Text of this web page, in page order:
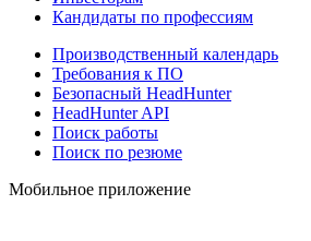
Кандидаты по профессиям
Производственный календарь
Требования к ПО
Безопасный HeadHunter
HeadHunter API
Поиск работы
Поиск по резюме
Мобильное приложение